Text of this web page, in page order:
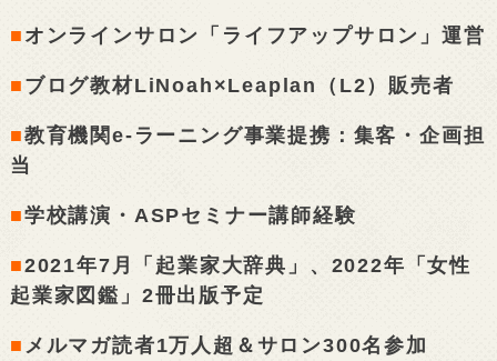
■ オンラインサロン「ライフアップサロン」運営
■ ブログ教材LiNoah×Leaplan（L2）販売者
■教育機関e-ラーニング事業提携：集客・企画担
当
■学校講演・ASPセミナー講師経験
■2021年7月「起業家大辞典」、2022年「女性
起業家図鑑」2冊出版予定
■ メルマガ読者1万人超＆サロン300名参加